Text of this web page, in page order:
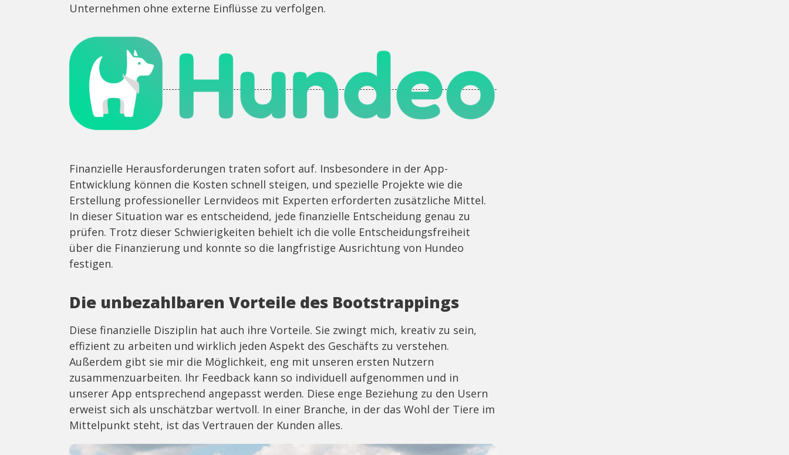
Unternehmen ohne externe Einflüsse zu verfolgen.
Finanzielle Herausforderungen traten sofort auf. Insbesondere in der App-
Entwicklung können die Kosten schnell steigen, und spezielle Projekte wie die
Erstellung professioneller Lernvideos mit Experten erforderten zusätzliche Mittel.
In dieser Situation war es entscheidend, jede finanzielle Entscheidung genau zu
prüfen. Trotz dieser Schwierigkeiten behielt ich die volle Entscheidungsfreiheit
über die Finanzierung und konnte so die langfristige Ausrichtung von Hundeo
festigen.
Die unbezahlbaren Vorteile des Bootstrappings
Diese finanzielle Disziplin hat auch ihre Vorteile. Sie zwingt mich, kreativ zu sein,
effizient zu arbeiten und wirklich jeden Aspekt des Geschäfts zu verstehen.
Außerdem gibt sie mir die Möglichkeit, eng mit unseren ersten Nutzern
zusammenzuarbeiten. Ihr Feedback kann so individuell aufgenommen und in
unserer App entsprechend angepasst werden. Diese enge Beziehung zu den Usern
erweist sich als unschätzbar wertvoll. In einer Branche, in der das Wohl der Tiere im
Mittelpunkt steht, ist das Vertrauen der Kunden alles.